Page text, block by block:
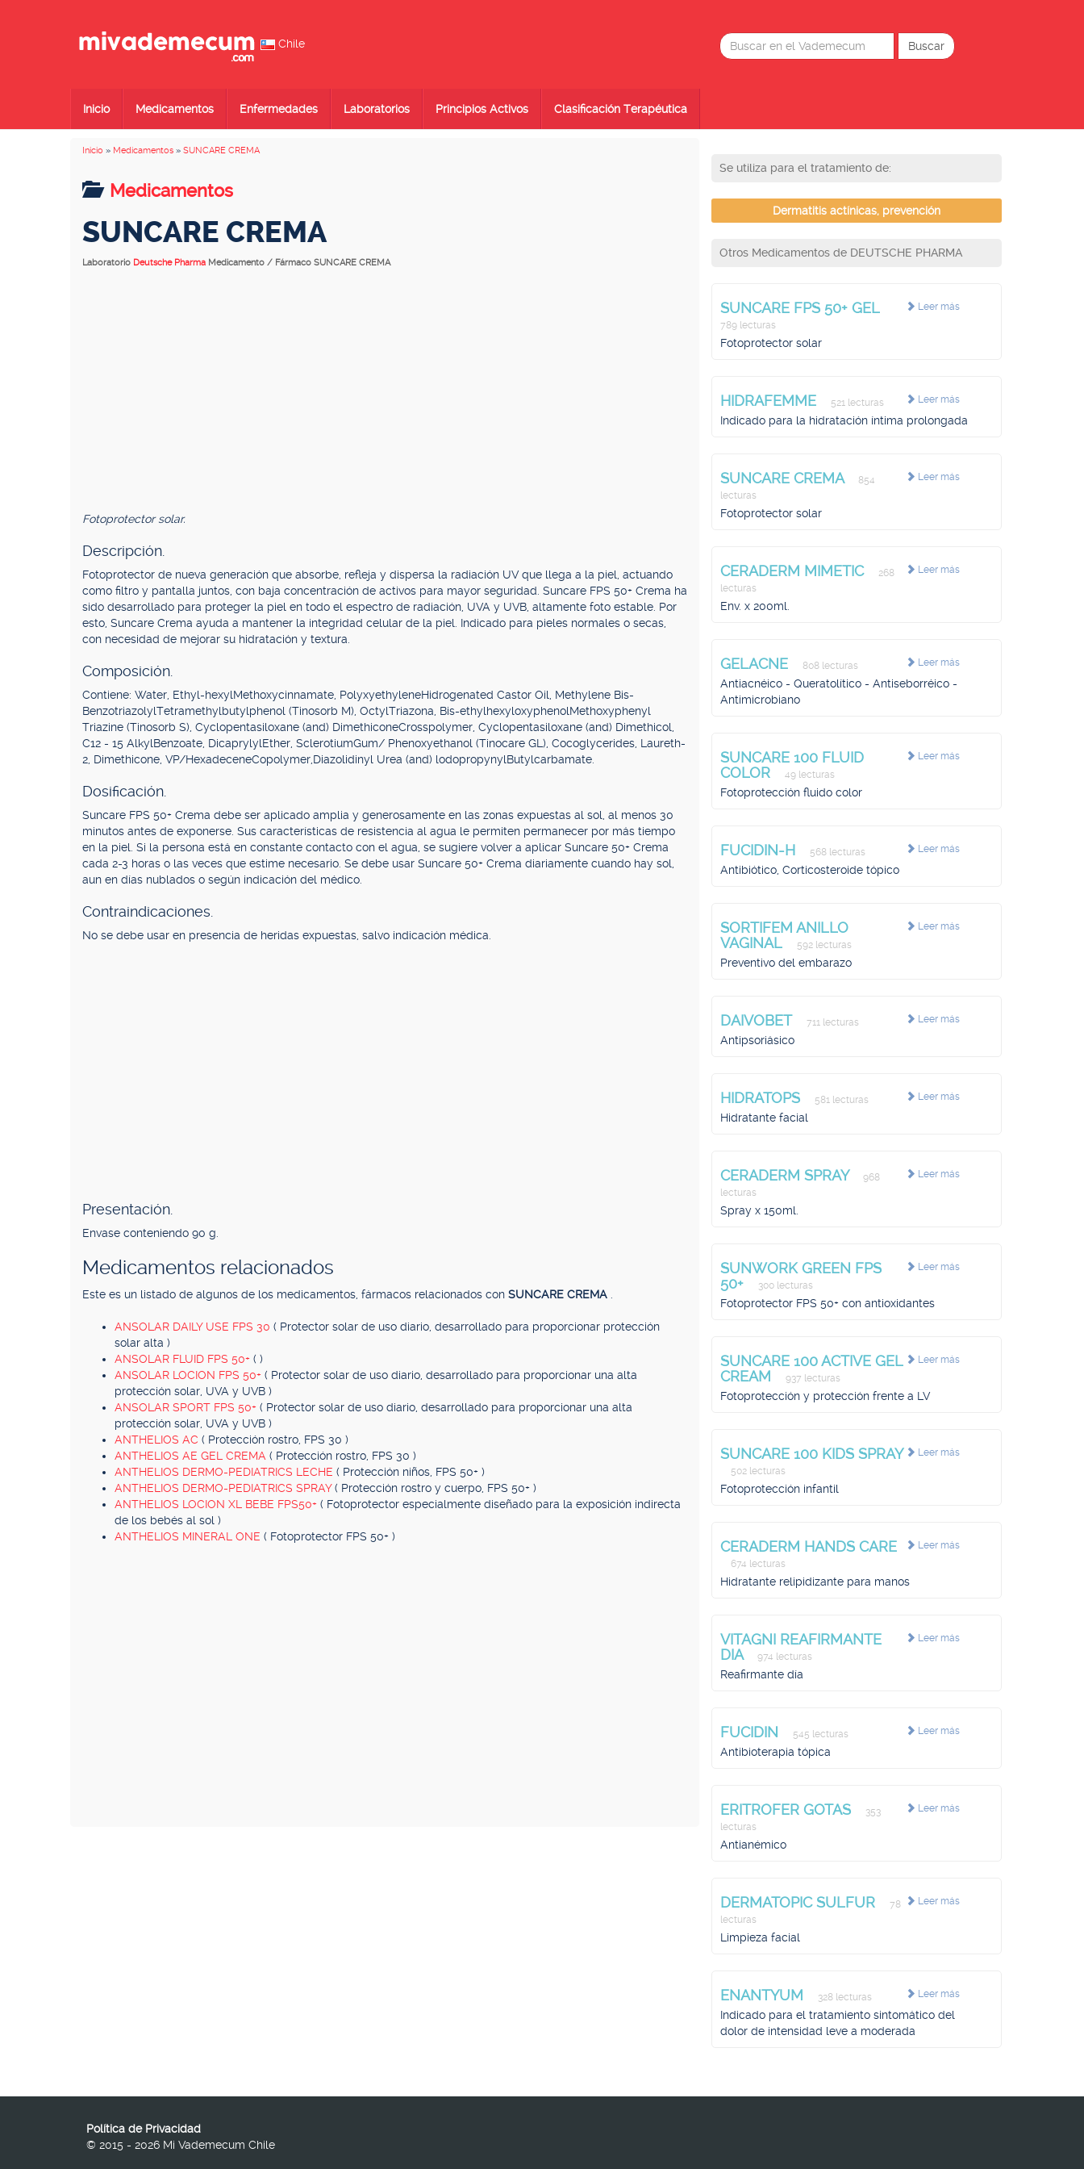
Chile
Inicio Medicamentos Enfermedades Laboratorios Principios Activos Clasificación Terapéutica
Inicio » Medicamentos » SUNCARE CREMA
Medicamentos
SUNCARE CREMA
Laboratorio Deutsche Pharma Medicamento / Fármaco SUNCARE CREMA
Fotoprotector solar.
Descripción.
Fotoprotector de nueva generación que absorbe, refleja y dispersa la radiación UV que llega a la piel, actuando
como filtro y pantalla juntos, con baja concentración de activos para mayor seguridad. Suncare FPS 50+ Crema ha
sido desarrollado para proteger la piel en todo el espectro de radiación, UVA y UVB, altamente foto estable. Por
esto, Suncare Crema ayuda a mantener la integridad celular de la piel. Indicado para pieles normales o secas,
con necesidad de mejorar su hidratación y textura.
Composición.
Contiene: Water, Ethyl-hexylMethoxycinnamate, PolyxyethyleneHidrogenated Castor Oil, Methylene Bis-
BenzotriazolylTetramethylbutylphenol (Tinosorb M), OctylTriazona, Bis-ethylhexyloxyphenolMethoxyphenyl
Triazine (Tinosorb S), Cyclopentasiloxane (and) DimethiconeCrosspolymer, Cyclopentasiloxane (and) Dimethicol,
C12 - 15 AlkylBenzoate, DicaprylylEther, SclerotiumGum/ Phenoxyethanol (Tinocare GL), Cocoglycerides, Laureth-
2, Dimethicone, VP/HexadeceneCopolymer,Diazolidinyl Urea (and) lodopropynylButylcarbamate.
Dosificación.
Suncare FPS 50+ Crema debe ser aplicado amplia y generosamente en las zonas expuestas al sol, al menos 30
minutos antes de exponerse. Sus características de resistencia al agua le permiten permanecer por más tiempo
en la piel. Si la persona está en constante contacto con el agua, se sugiere volver a aplicar Suncare 50+ Crema
cada 2-3 horas o las veces que estime necesario. Se debe usar Suncare 50+ Crema diariamente cuando hay sol,
aun en días nublados o según indicación del médico.
Contraindicaciones.
No se debe usar en presencia de heridas expuestas, salvo indicación médica.
Presentación.
Envase conteniendo 90 g.
Medicamentos relacionados
Este es un listado de algunos de los medicamentos, fármacos relacionados con SUNCARE CREMA
ANSOLAR DAILY USE FPS 30 ( Protector solar de uso diario, desarrollado para proporcionar protección
solar alta )
ANSOLAR FLUID FPS 50+ ( )
ANSOLAR LOCION FPS 50+ ( Protector solar de uso diario, desarrollado para proporcionar una alta
protección solar, UVA y UVB )
ANSOLAR SPORT FPS 50+ ( Protector solar de uso diario, desarrollado para proporcionar una alta
protección solar, UVA y UVB )
ANTHELIOS AC ( Protección rostro, FPS 30 )
ANTHELIOS AE GEL CREMA ( Protección rostro, FPS 30 )
ANTHELIOS DERMO-PEDIATRICS LECHE ( Protección niños, FPS 50+ )
ANTHELIOS DERMO-PEDIATRICS SPRAY( Protección rostro y cuerpo, FPS 50+ )
ANTHELIOS LOCION XL BEBE FPS50+ ( Fotoprotector especialmente diseñado para la exposición indirecta
de los bebés al sol )
ANTHELIOS MINERAL ONE ( Fotoprotector FPS 50+ )
Se utiliza para el tratamiento de:
Dermatitis actínicas, prevención
Otros Medicamentos de DEUTSCHE PHARMA
Leer más
SUNCARE FPS 50+ GEL
789 lecturas
Fotoprotector solar
Leer más
HIDRAFEMME 521 lecturas
Indicado para la hidratación íntima prolongada
Leer más
SUNCARE CREMA
854
lecturas
Fotoprotector solar
Leer más
CERADERM MIMETIC
268
lecturas
Env. x 200ml.
Leer más
GELACNE 808 lecturas
Antiacnéico - Queratolítico - Antiseborréico -
Antimicrobiano
Leer más
SUNCARE 100 FLUID
COLOR
49 lecturas
Fotoprotección fluido color
Leer más
FUCIDIN-H 568 lecturas
Antibiótico, Corticosteroide tópico
Leer más
SORTIFEM ANILLO
VAGINAL
592 lecturas
Preventivo del embarazo
Leer más
DAIVOBET 711 lecturas
Antipsoriásico
Leer más
HIDRATOPS 581 lecturas
Hidratante facial
Leer más
CERADERM SPRAY
968
lecturas
Spray x 150ml.
Leer más
SUNWORK GREEN FPS
50+
300 lecturas
Fotoprotector FPS 50+ con antioxidantes
Leer más
SUNCARE 100 ACTIVE GEL
CREAM
937 lecturas
Fotoprotección y protección frente a LV
Leer más
SUNCARE 100 KIDS SPRAY
502 lecturas
Fotoprotección infantil
Leer más
CERADERM HANDS CARE
674 lecturas
Hidratante relipidizante para manos
Leer más
VITAGNI REAFIRMANTE
DIA
974 lecturas
Reafirmante día
Leer más
FUCIDIN 545 lecturas
Antibioterapia tópica
Leer más
ERITROFER GOTAS
353
lecturas
Antianémico
Leer más
DERMATOPIC SULFUR
78
lecturas
Limpieza facial
Leer más
ENANTYUM 328 lecturas
Indicado para el tratamiento sintomático del
dolor de intensidad leve a moderada
Política de Privacidad
© 2015 - 2026 Mi Vademecum Chile